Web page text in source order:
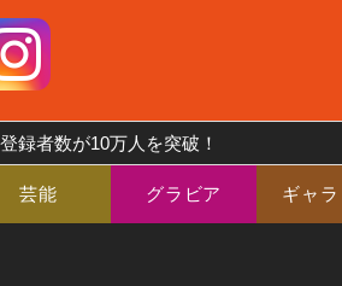
録者数が10万人を突破！
芸能 グラビア ギャラ